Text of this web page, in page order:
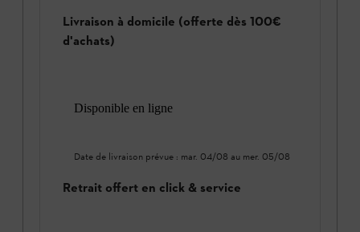
Livraison à domicile (offerte dès 100€
d'achats)
Disponible en ligne
Date de livraison prévue : mar. 04/08 au mer. 05/08
Retrait offert en click & service